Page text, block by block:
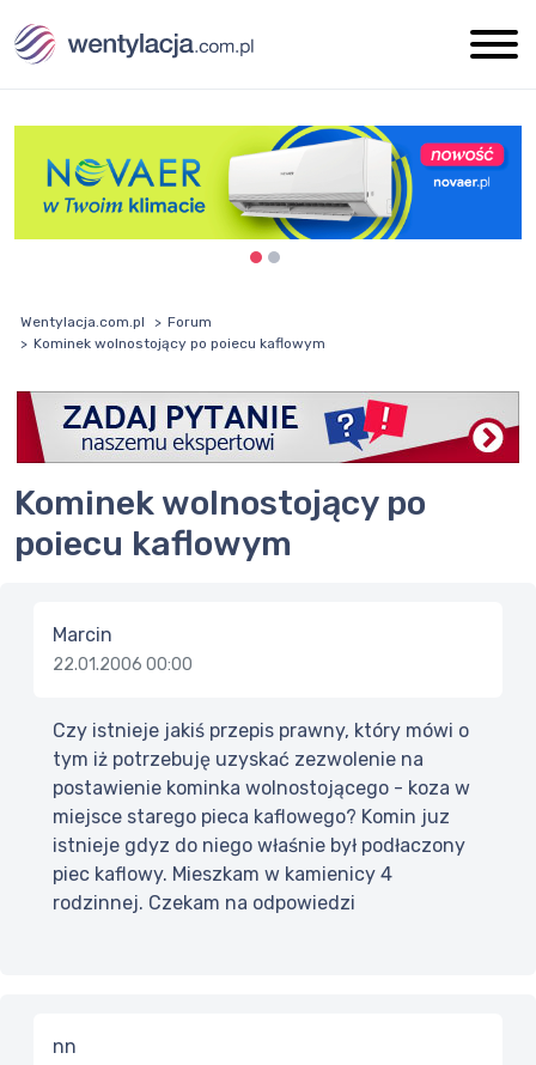
Wentylacja.com.pl
Forum
Kominek wolnostojący po poiecu kaflowym
Kominek wolnostojący po
poiecu kaflowym
Marcin
22.01.2006 00:00
Czy istnieje jakiś przepis prawny, który mówi o
tym iż potrzebuję uzyskać zezwolenie na
postawienie kominka wolnostojącego - koza w
miejsce starego pieca kaflowego? Komin juz
istnieje gdyz do niego właśnie był podłaczony
piec kaflowy. Mieszkam w kamienicy 4
rodzinnej. Czekam na odpowiedzi
nn